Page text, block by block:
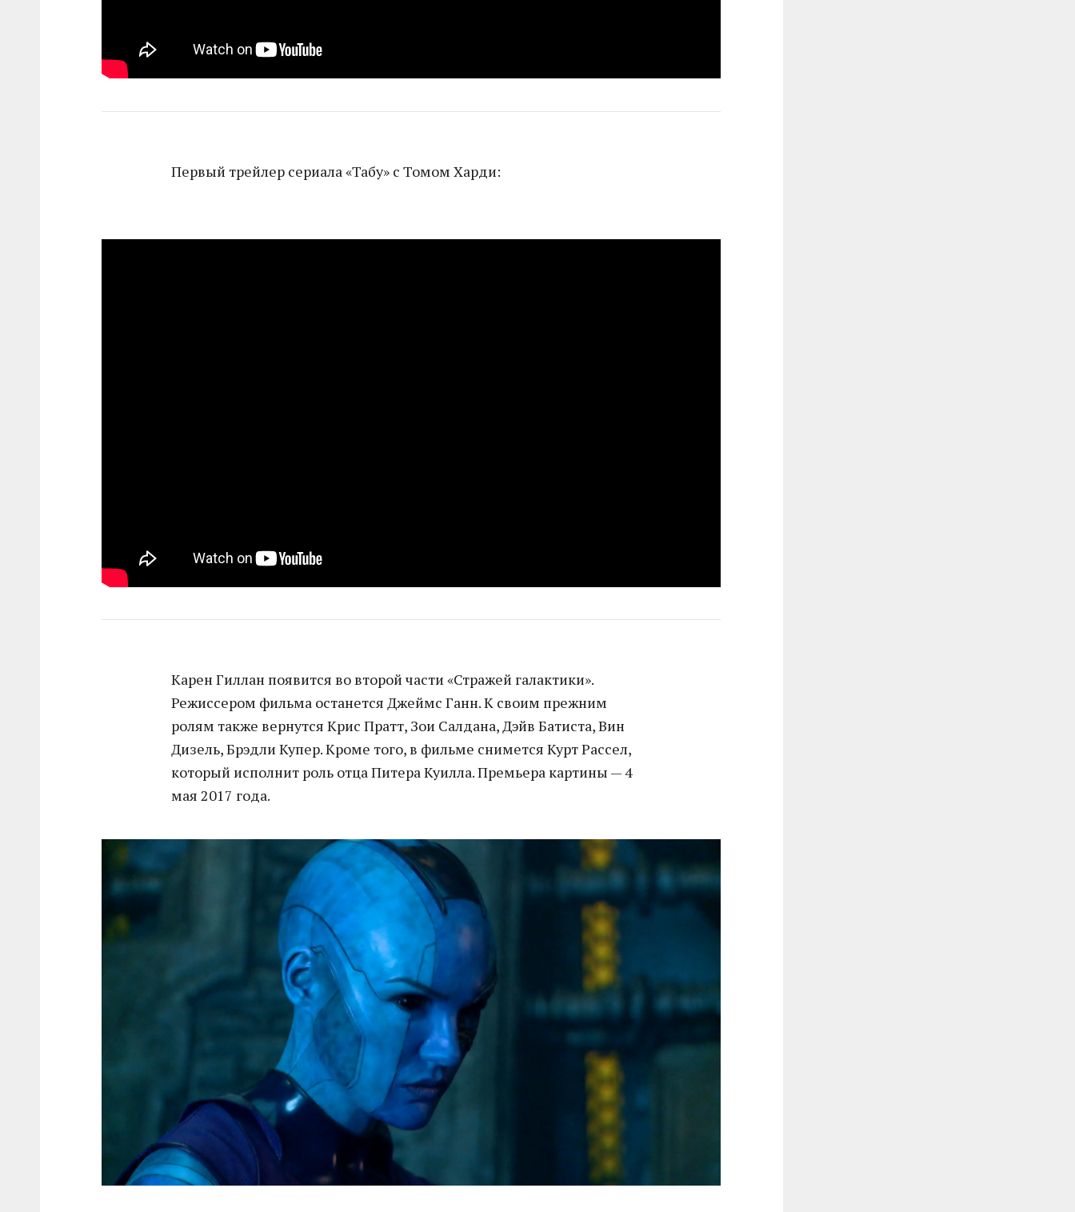
Первый трейлер сериала «Табу» с Томом Харди:
Карен Гиллан появится во второй части «Стражей галактики».
Режиссером фильма останется Джеймс Ганн. К своим прежним
ролям также вернутся Крис Пратт, Зои Салдана, Дэйв Батиста, Вин
Дизель, Брэдли Купер. Кроме того, в фильме снимется Курт Рассел,
который исполнит роль отца Питера Куилла. Премьера картины — 4
мая 2017 года.